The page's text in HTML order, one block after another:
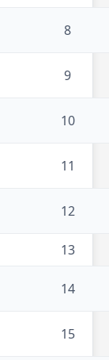
8
9
10
11
12
13
14
15